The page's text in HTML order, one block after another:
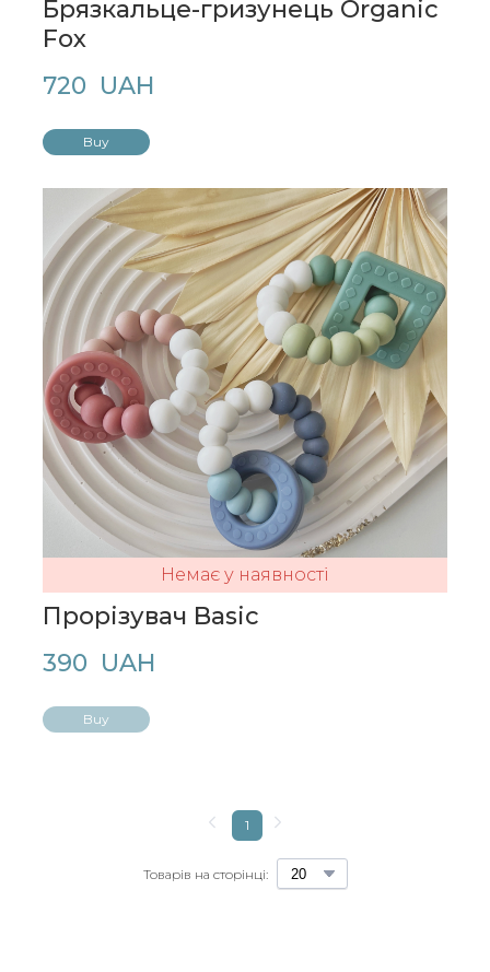
Брязкальце-гризунець Organic
Fox
720  UAH
Buy
Немає у наявності
Прорізувач Basic
390  UAH
Buy
Товарів на сторінці:
1